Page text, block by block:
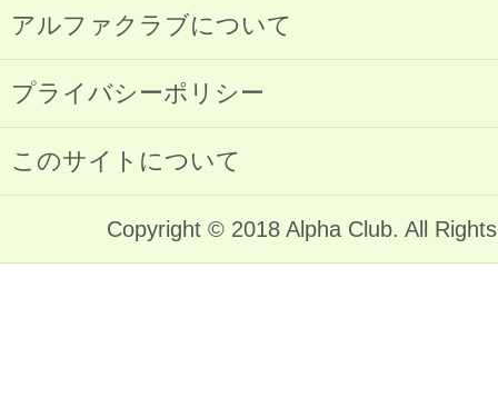
アルファクラブについて
プライバシーポリシー
このサイトについて
Copyright © 2018 Alpha Club. All